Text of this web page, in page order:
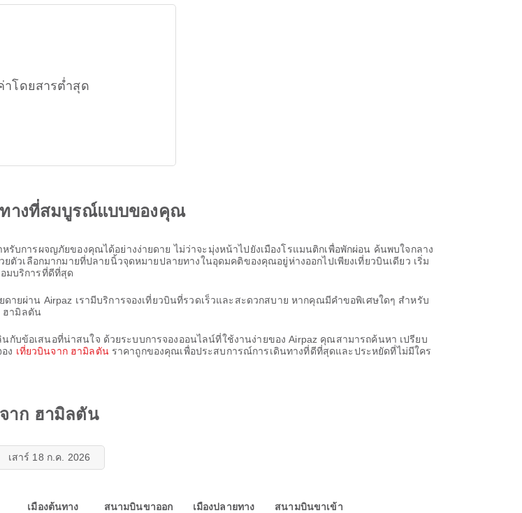
าโดยสารต่ำสุด
างที่สมบูรณ์แบบของคุณ
การผจญภัยของคุณได้อย่างง่ายดาย ไม่ว่าจะมุ่งหน้าไปยังเมืองโรแมนติกเพื่อพักผ่อน ค้นพบใจกลาง
วเลือกมากมายที่ปลายนิ้วจุดหมายปลายทางในอุดมคติของคุณอยู่ห่างออกไปเพียงเที่ยวบินเดียว เริ่ม
มบริการที่ดีที่สุด
ายผ่าน Airpaz เรามีบริการจองเที่ยวบินที่รวดเร็วและสะดวกสบาย หากคุณมีคำขอพิเศษใดๆ สำหรับ
ฮามิลตัน
กับข้อเสนอที่น่าสนใจ ด้วยระบบการจองออนไลน์ที่ใช้งานง่ายของ Airpaz คุณสามารถค้นหา เปรียบ
ง เที่ยวบินจาก ฮามิลตันราคาถูกของคุณเพื่อประสบการณ์การเดินทางที่ดีที่สุดและประหยัดที่ไม่มีใคร
าก ฮามิลตัน
เสาร์ 18 ก.ค. 2026
เมืองต้นทาง สนามบินขาออก เมืองปลายทาง สนามบินขาเข้า